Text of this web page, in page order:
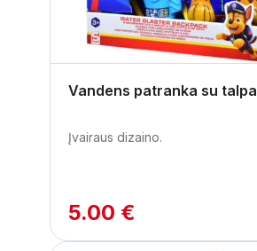
Vandens patranka su talpa
Įvairaus dizaino.
5.00 €